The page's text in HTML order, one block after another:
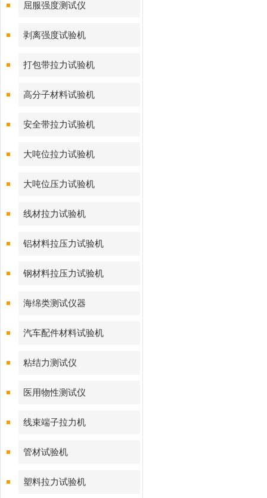
屈服强度测试仪
剥离强度试验机
打包带拉力试验机
高分子材料试验机
安全带拉力试验机
大吨位拉力试验机
大吨位压力试验机
线材拉力试验机
铝材料拉压力试验机
钢材料拉压力试验机
海绵类测试仪器
汽车配件材料试验机
粘结力测试仪
医用物性测试仪
线束端子拉力机
管材试验机
塑料拉力试验机